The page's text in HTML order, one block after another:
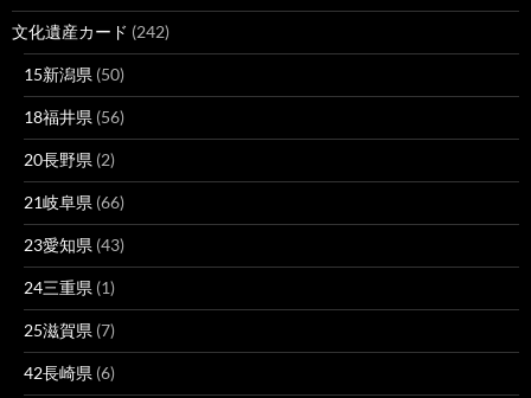
文化遺産カード (242)
15新潟県 (50)
18福井県 (56)
20長野県 (2)
21岐阜県 (66)
23愛知県 (43)
24三重県 (1)
25滋賀県 (7)
42長崎県 (6)